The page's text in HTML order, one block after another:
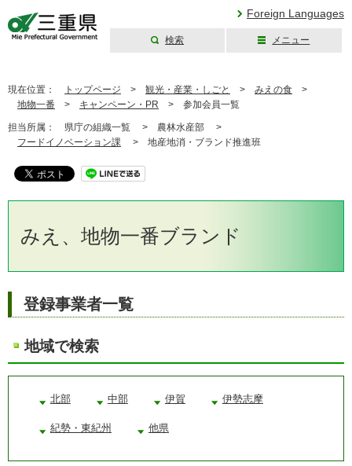
Foreign Languages
検索 メニュー
現在位置： トップページ > 観光・産業・しごと > みえの食 >
地物一番 > キャンペーン・PR > 参加会員一覧
担当所属： 県庁の組織一覧 > 農林水産部 >
フードイノベーション課 > 地産地消・ブランド推進班
みえ、地物一番ブランド
登録事業者一覧
地域で検索
北部 中部 伊賀 伊勢志摩
紀勢・東紀州 他県